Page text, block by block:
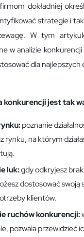
dokładniej
strategie i
W tym
w analizie
dla
konkurencji jest tak
poznanie
rynku, na którym
luk:gdy odkryjesz
dostosować swoją
klientów.
ruchów konkurencji:
pozwala przewidzieć